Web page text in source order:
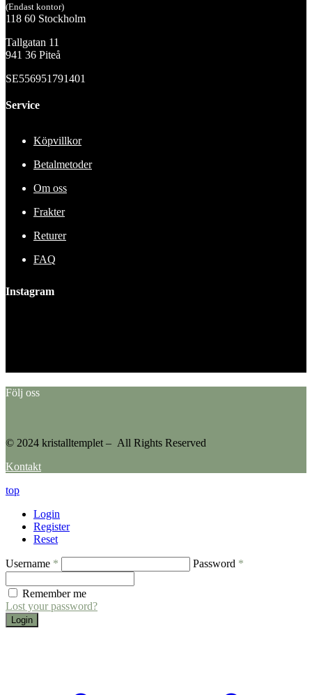
(Endast kontor)
118 60 Stockholm
Tallgatan 11
941 36 Piteå
SE556951791401
Service
Köpvillkor
Betalmetoder
Om oss
Frakter
Returer
FAQ
Instagram
Följ oss
© 2024 kristalltemplet – All Rights Reserved
Kontakt
top
Login
Register
Reset
Username * Password *
Remember me
Lost your password?
Login